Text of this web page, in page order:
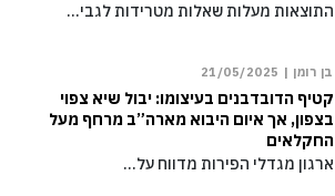
התוצאות מעלות שאלות מטרידות לגבי…
בן רומן | 21/05/2025
קטיף הדובדבנים בעיצומו: יבול שיא צפוי
בצפון, אך איום היבוא מארה”ב מרחף מעל
החקלאים
ארגון מגדלי הפירות מדווח על…